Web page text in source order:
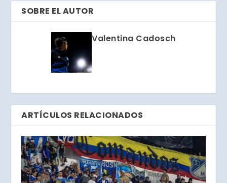
SOBRE EL AUTOR
Valentina Cadosch
ARTÍCULOS RELACIONADOS